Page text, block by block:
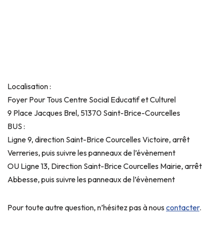
Localisation :
Foyer Pour Tous Centre Social Educatif et Culturel
9 Place Jacques Brel, 51370 Saint-Brice-Courcelles
BUS :
Ligne 9, direction Saint-Brice Courcelles Victoire, arrêt
Verreries, puis suivre les panneaux de l’évènement
OU Ligne 13, Direction Saint-Brice Courcelles Mairie, arrêt
Abbesse, puis suivre les panneaux de l’évènement
Pour toute autre question, n’hésitez pas à nous contacter.